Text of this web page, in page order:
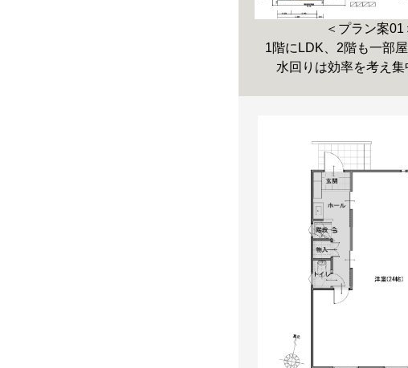
＜プラン案01
1階にLDK、2階も一部
水回りは効率を考え